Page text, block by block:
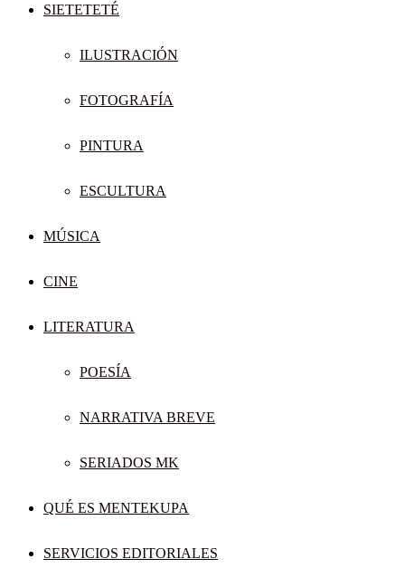
SIETETETÉ
ILUSTRACIÓN
FOTOGRAFÍA
PINTURA
ESCULTURA
MÚSICA
CINE
LITERATURA
POESÍA
NARRATIVA BREVE
SERIADOS MK
QUÉ ES MENTEKUPA
SERVICIOS EDITORIALES